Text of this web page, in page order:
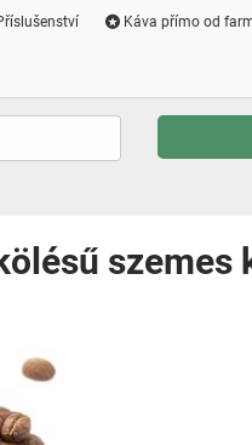
Káva přímo od
szemes